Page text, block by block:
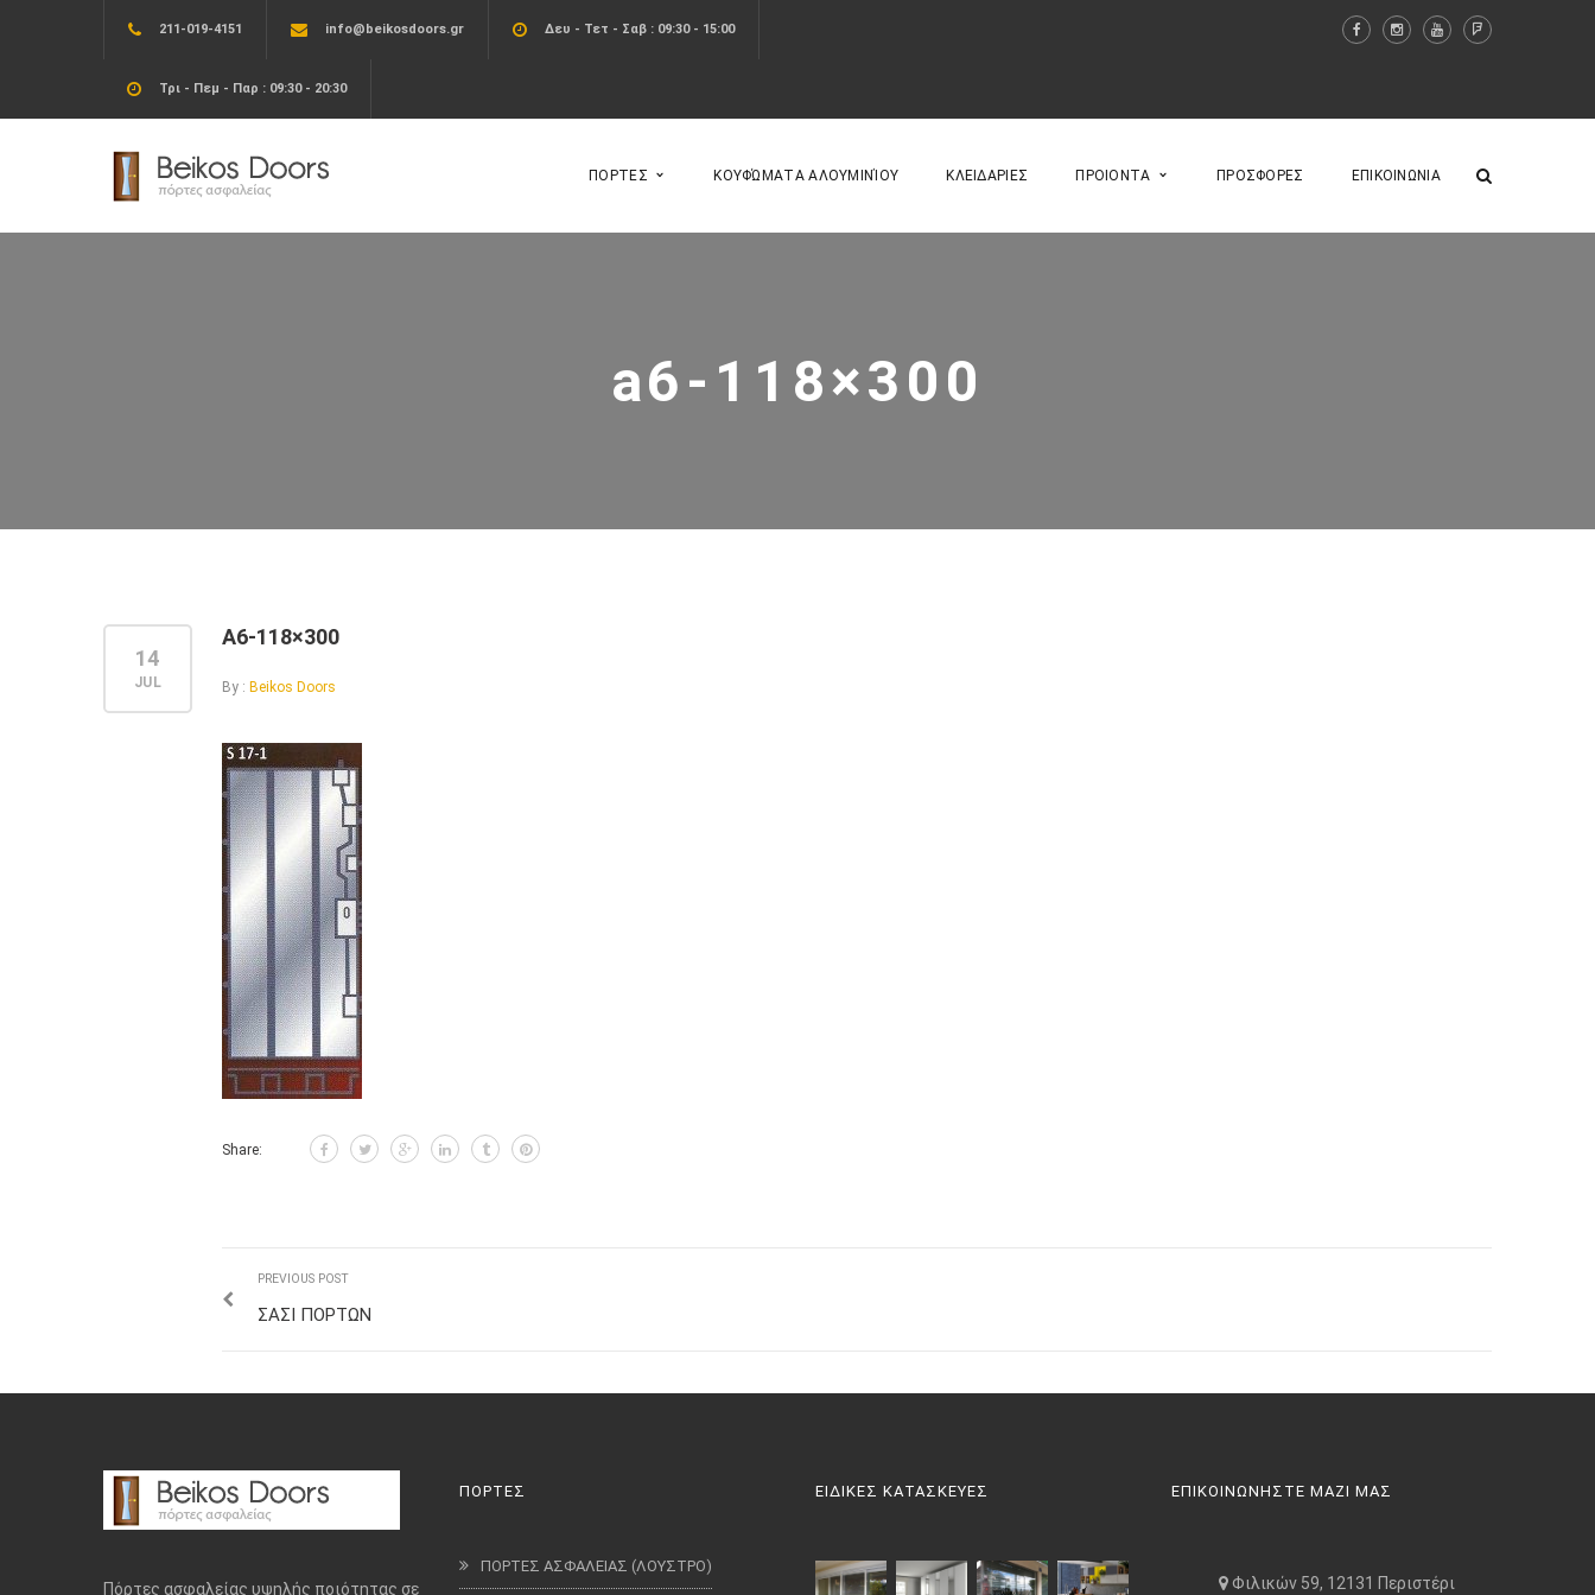
211-019-4151 info@beikosdoors.gr Δευ - Τετ - Σαβ : 09:30 - 15:00
Τρι - Πεμ - Παρ : 09:30 - 20:30
ΠΟΡΤΕΣ ΚΟΥΦΏΜΑΤΑ ΑΛΟΥΜΙΝΊΟΥ ΚΛΕΙΔΑΡΙΕΣ ΠΡΟΙΟΝΤΑ ΠΡΟΣΦΟΡΕΣ ΕΠΙΚΟΙΝΩΝΙΑ
a6-118×300
14
JUL
A6-118×300
By : Beikos Doors
Share:
PREVIOUS POST
ΣΑΣΙ ΠΟΡΤΩΝ
Πόρτες ασφαλείας υψηλής ποιότητας σε
ΠΟΡΤΕΣ
ΠΟΡΤΕΣ ΑΣΦΑΛΕΙΑΣ (ΛΟΥΣΤΡΟ)
ΕΙΔΙΚΕΣ ΚΑΤΑΣΚΕΥΕΣ ΕΠΙΚΟΙΝΩΝΗΣΤΕ ΜΑΖΙ ΜΑΣ
Φιλικών 59, 12131 Περιστέρι